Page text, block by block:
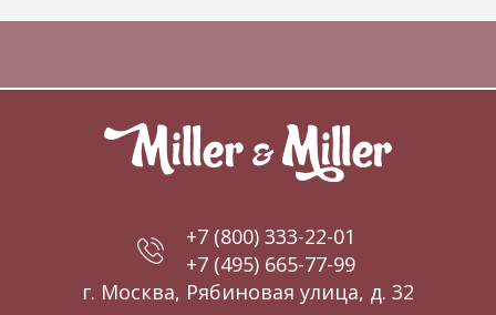
+7 (800) 333-22-01
+7 (495) 665-77-99
г. Москва, Рябиновая улица, д. 32